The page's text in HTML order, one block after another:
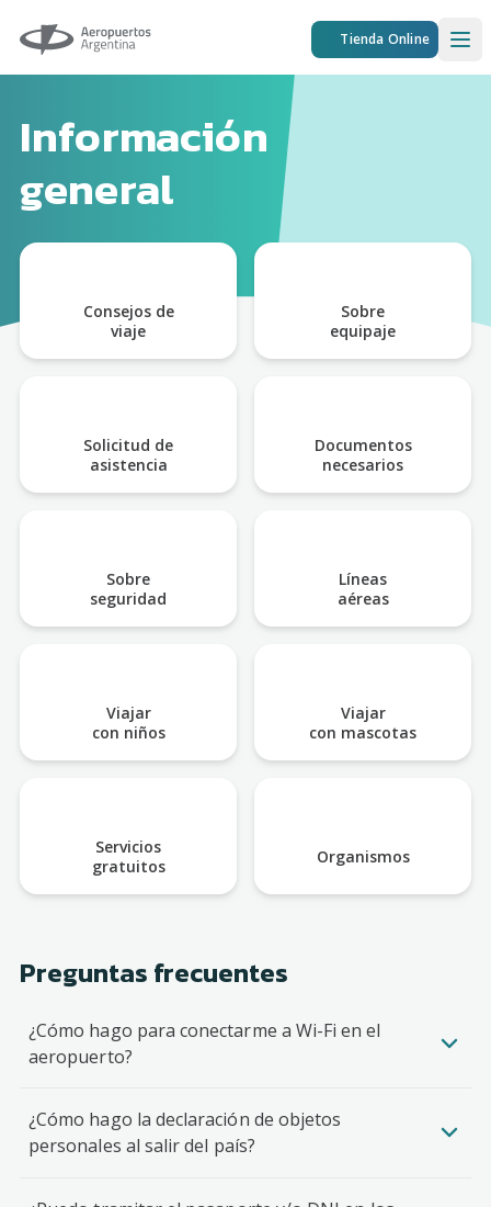
Aeropuertos Argentina Tienda Online
Información
general
Consejos de
viaje
Sobre
equipaje
Solicitud de
asistencia
Documentos
necesarios
Sobre
seguridad
Líneas
aéreas
Viajar
con niños
Viajar
con mascotas
Servicios
gratuitos
Organismos
Preguntas frecuentes
¿Cómo hago para conectarme a Wi-Fi en el
aeropuerto?
¿Cómo hago la declaración de objetos
personales al salir del país?